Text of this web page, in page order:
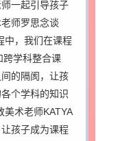
一起引导孩子
师罗思念谈
中，我们在课程
跨学科整合课
的隔阂，让孩
个学科的知识
美术老师KATYA
孩子成为课程